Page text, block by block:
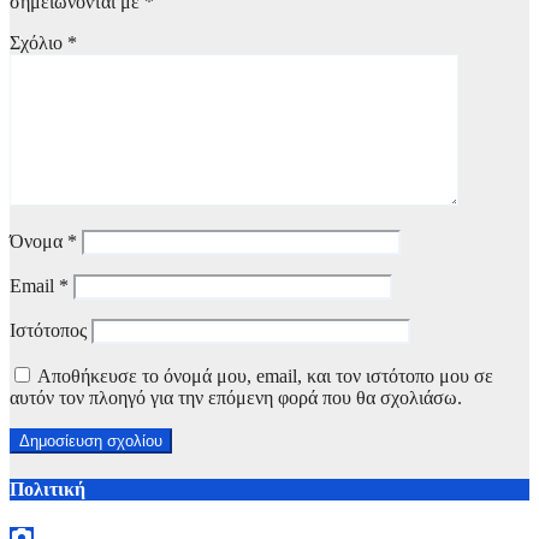
Σχόλιο *
Όνομα *
Email *
Ιστότοπος
Αποθήκευσε το όνομά μου, email, και τον ιστότοπο μου σε
αυτόν τον πλοηγό για την επόμενη φορά που θα σχολιάσω.
Πολιτική